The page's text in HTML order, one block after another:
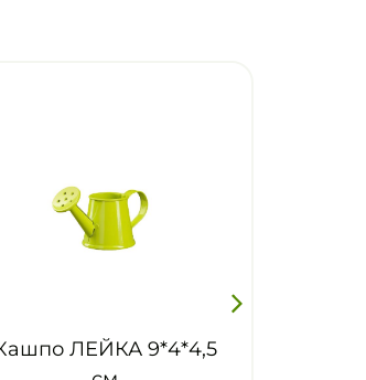
Кашпо ЛЕЯ двойной с